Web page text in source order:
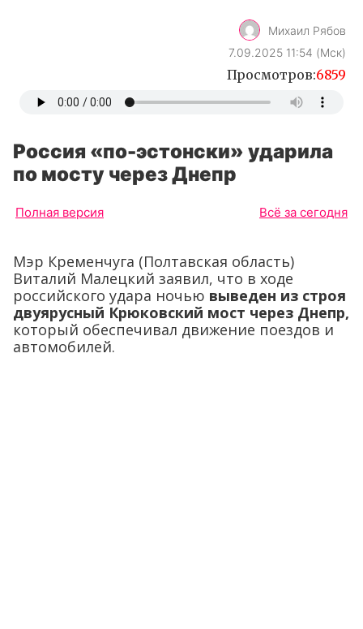
Михаил Рябов
7.09.2025 11:54 (Мск)
Просмотров:6859
Россия «по-эстонски» ударила
по мосту через Днепр
Полная версия Всё за сегодня
Мэр Кременчуга (Полтавская область)
Виталий Малецкий заявил, что в ходе
российского удара ночью выведен из строя
двуярусный Крюковский мост через Днепр,
который обеспечивал движение поездов и
автомобилей.